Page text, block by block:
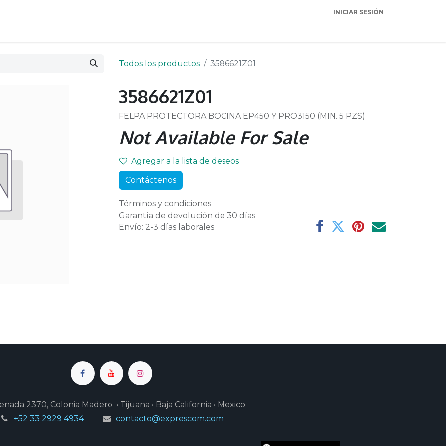
INICIAR SESIÓN
Todos los productos 3586621Z01
3586621Z01
FELPA PROTECTORA BOCINA EP450 Y PRO3150 (MIN. 5 PZS)
Not Available For Sale
Agregar a la lista de deseos
Contáctenos
Términos y condiciones
Garantía de devolución de 30 días
Envío: 2-3 días laborales
2370, Colonia Madero • Tijuana • Baja California • Mexico
+52 33 2929 4934
contacto@exprescom.com